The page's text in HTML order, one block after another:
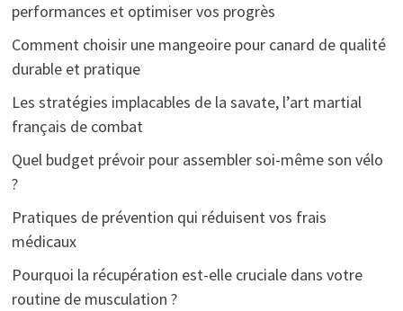
performances et optimiser vos progrès
Comment choisir une mangeoire pour canard de qualité
durable et pratique
Les stratégies implacables de la savate, l’art martial
français de combat
Quel budget prévoir pour assembler soi-même son vélo
?
Pratiques de prévention qui réduisent vos frais
médicaux
Pourquoi la récupération est-elle cruciale dans votre
routine de musculation ?